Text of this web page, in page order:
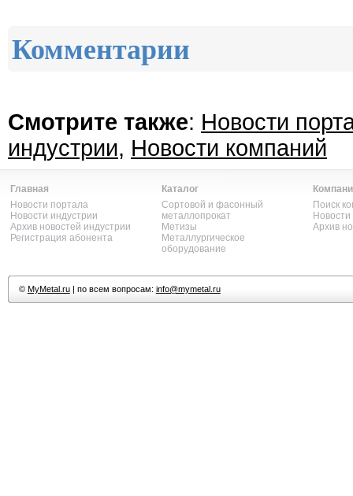
Комментарии
Смотрите также: Новости
индустрии, Новости компаний
Главная
Новости портала
Новости индустрии
Архив новостей индустрии
Регистрация абонента
Каталог
Сортовой и фасонный
металлопрокат
Метизы
Металлургическое
оборудование
Поиск
Архив
© MyMetal.ru| по всем вопросам: info@mymetal.ru